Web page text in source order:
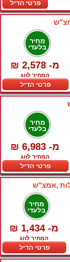
פרטי הדיל
מחיר
בלעדי
₪ 2,578 -מ
המחיר לזוג
פרטי הדיל
מחיר
בלעדי
₪ 6,983 -מ
המחיר לזוג
פרטי הדיל
מחיר
בלעדי
₪ 1,434 -מ
המחיר לזוג
פרטי הדיל